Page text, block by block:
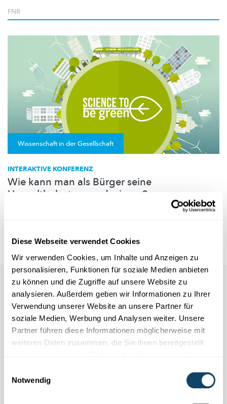
Diese Webseite verwendet Cookies
Wir verwenden Cookies, um Inhalte und Anzeigen zu
personalisieren, Funktionen für soziale Medien anbieten
zu können und die Zugriffe auf unsere Website zu
analysieren. Außerdem geben wir Informationen zu Ihrer
Verwendung unserer Website an unsere Partner für
soziale Medien, Werbung und Analysen weiter. Unsere
Partner führen diese Informationen möglicherweise mit
weiteren Daten zusammen, die Sie ihnen bereitgestellt
Notwendig
FNR
Wissenschaft in der Gesellschaft
INTERAKTIVE KONFERENZ
Wie kann man als Bürger seine
Umweltbelastung reduzieren?
Am 17. November 2020 findet die nächste interaktive Konferenz
Auch in dieser Rubrik